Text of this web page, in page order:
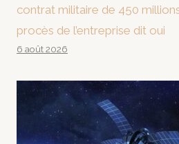
contrat militaire de 450
procès de l’entreprise dit oui
6 août 2026